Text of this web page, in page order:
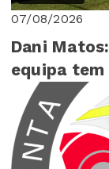
07/08/2026
Dani
equipa